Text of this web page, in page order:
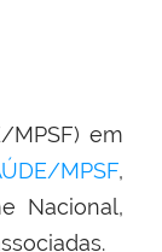
MPSF) em
MPSF,
Nacional,